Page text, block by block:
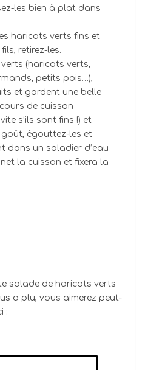
les bien à plat dans
haricots verts fins et
retirez-les.
(haricots verts,
petits pois…),
et gardent une belle
de cuisson
s’ils sont fins !) et
égouttez-les et
dans un saladier d’eau
la cuisson et fixera la
salade de haricots verts
a plu, vous aimerez peut-
: